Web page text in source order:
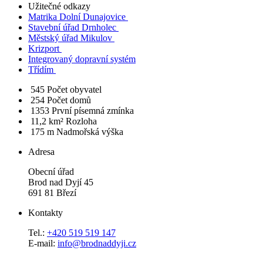
Užitečné odkazy
Matrika Dolní Dunajovice
Stavební úřad Drnholec
Městský úřad Mikulov
Krizport
Integrovaný dopravní systém
Třídím
545 Počet obyvatel
254 Počet domů
1353 První písemná zmínka
11,2 km² Rozloha
175 m Nadmořská výška
Adresa
Obecní úřad
Brod nad Dyjí 45
691 81 Březí
Kontakty
Tel.: +420 519 519 147
E-mail: info@brodnaddyji.cz